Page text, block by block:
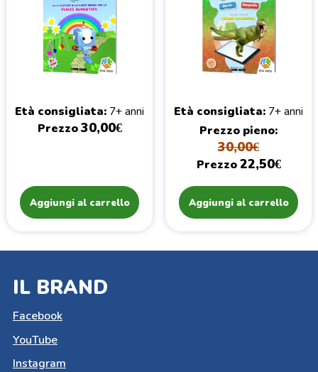
Età consigliata 7+ anni
Prezzo 30,00€
Aggiungi al carrello
Età consigliata 7+ anni
Prezzo pieno
30,00€
Prezzo 22,50€
Aggiungi al carrello
IL BRAND
Facebook
YouTube
Instagram